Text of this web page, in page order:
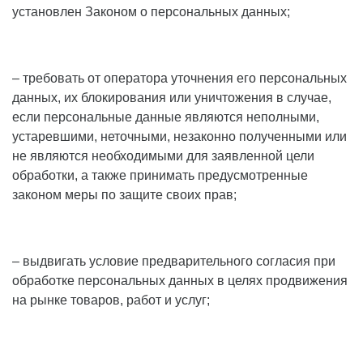
установлен Законом о персональных данных;
– требовать от оператора уточнения его персональных
данных, их блокирования или уничтожения в случае,
если персональные данные являются неполными,
устаревшими, неточными, незаконно полученными или
не являются необходимыми для заявленной цели
обработки, а также принимать предусмотренные
законом меры по защите своих прав;
– выдвигать условие предварительного согласия при
обработке персональных данных в целях продвижения
на рынке товаров, работ и услуг;